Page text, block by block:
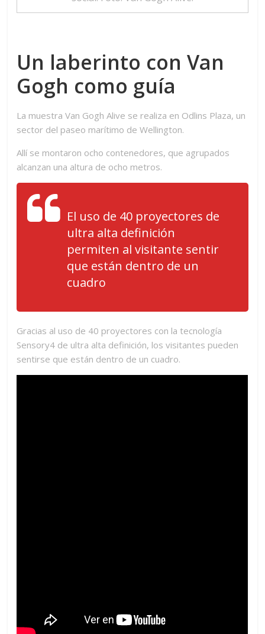
Un laberinto con Van
Gogh como guía
La muestra Van Gogh Alive se realiza en Odlins Plaza, un
sector del paseo marítimo de Wellington.
Allí se montaron ocho contenedores, que agrupados
alcanzan una altura de ocho metros.
El uso de 40 proyectores de
ultra alta definición
permiten al visitante sentir
que están dentro de un
cuadro
Gracias al uso de 40 proyectores con la tecnología
Sensory4 de ultra alta definición, los visitantes pueden
sentirse que están dentro de un cuadro.